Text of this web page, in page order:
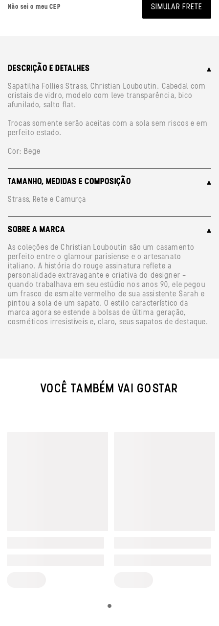
Não sei o meu CEP SIMULAR FRETE
DESCRIÇÃO E DETALHES
Sapatilha Follies Strass, Christian Louboutin. Cabedal com
cristais de vidro, modelo com leve transparência, bico
afunilado, salto flat.
Trocas somente serão aceitas com a sola sem riscos e em
perfeito estado.
Cor: Bege
TAMANHO, MEDIDAS E COMPOSIÇÃO
Strass, Rete e Camurça
SOBRE A MARCA
As coleções de Christian Louboutin são um casamento
perfeito entre o glamour parisiense e o artesanato
italiano. A história do rouge assinatura reflete a
personalidade extravagante e criativa do designer -
quando trabalhava em seu estúdio nos anos 90, ele pegou
um frasco de esmalte vermelho de sua assistente Sarah e
pintou a sola de um sapato. O estilo característico da
marca agora se estende a bolsas de última geração,
cosméticos irresistíveis e, claro, seus sapatos de destaque.
VOCÊ TAMBÉM VAI GOSTAR